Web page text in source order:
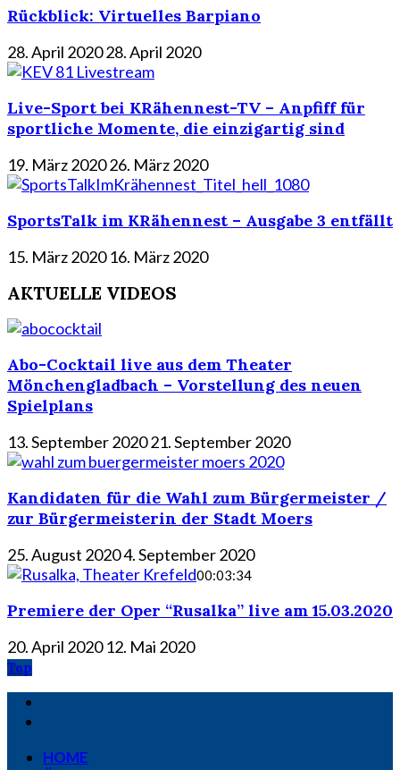
Rückblick: Virtuelles Barpiano
28. April 202028. April 2020
Live-Sport bei KRähennest-TV – Anpfiff für
sportliche Momente, die einzigartig sind
19. März 202026. März 2020
SportsTalk im KRähennest – Ausgabe 3 entfällt
15. März 2020 16. März 2020
AKTUELLE VIDEOS
Abo-Cocktail live aus dem Theater
Mönchengladbach – Vorstellung des neuen
Spielplans
13. September 202021. September 2020
Kandidaten für die Wahl zum Bürgermeister /
zur Bürgermeisterin der Stadt Moers
25. August 20204. September 2020
00:03:34
Premiere der Oper “Rusalka” live am 15.03.2020
20. April 2020 12. Mai 2020
Top
HOME